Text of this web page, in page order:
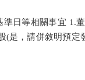
日等相關事宜 1.
(是，請併敘明預